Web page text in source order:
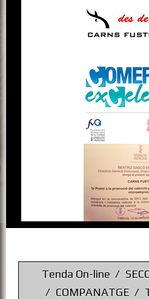
Tenda On-line
COMPANATGE